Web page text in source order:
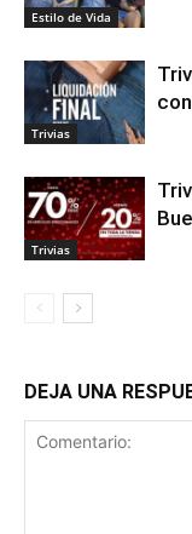
Estilo de Vida
Trivias
Trivias
DEJA UNA